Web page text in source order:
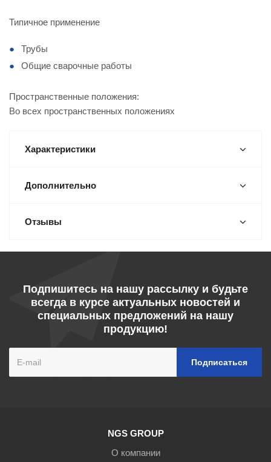
Типичное применение
Трубы
Общие сварочные работы
Пространственные положения:
Во всех пространственных положениях
Характеристики
Дополнительно
Отзывы
Подпишитесь на нашу рассылку и будьте
всегда в курсе актуальных новостей и
специальных предложений на нашу
продукцию!
NGS GROUP
О компании